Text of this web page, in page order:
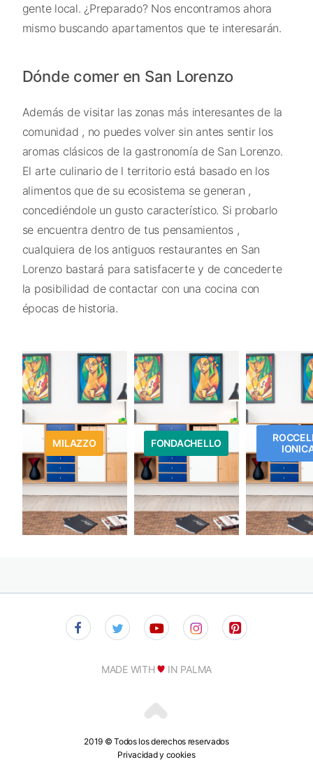
gente local. ¿Preparado? Nos encontramos ahora
mismo buscando apartamentos que te interesarán.
Dónde comer en San Lorenzo
Además de visitar las zonas más interesantes de la
comunidad , no puedes volver sin antes sentir los
aromas clásicos de la gastronomía de San Lorenzo.
El arte culinario de l territorio está basado en los
alimentos que de su ecosistema se generan ,
concediéndole un gusto característico. Si probarlo
se encuentra dentro de tus pensamientos ,
cualquiera de los antiguos restaurantes en San
Lorenzo bastará para satisfacerte y de concederte
la posibilidad de contactar con una cocina con
épocas de historia.
MILAZZO FONDACHELLO
2019 © Todos los derechos reservados
Privacidad y cookies
MADE WITH IN PALMA